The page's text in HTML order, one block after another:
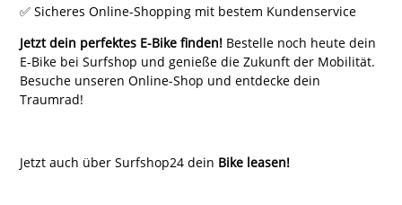
✅ Sicheres Online-Shopping mit bestem Kundenservice
Jetzt dein perfektes E-Bike finden!Bestelle noch heute dein
E-Bike bei Surfshop und genieße die Zukunft der Mobilität.
Besuche unseren Online-Shop und entdecke dein
Traumrad!
Jetzt auch über Surfshop24 dein Bike leasen!